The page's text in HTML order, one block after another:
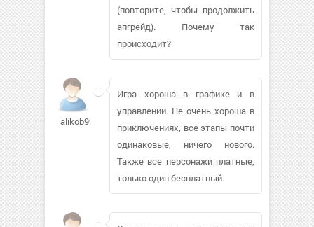
(повторите, чтобы продолжить
апгрейд). Почему так
происходит?
alikob99719
Игра хороша в графике и в
управлении. Не очень хороша в
приключениях, все этапы почти
одинаковые, ничего нового.
Также все персонажи платные,
только один бесплатный.